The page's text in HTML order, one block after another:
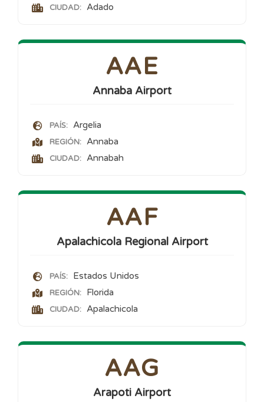
CIUDAD: Adado
AAE
Annaba Airport
PAÍS: Argelia
REGIÓN: Annaba
CIUDAD: Annabah
AAF
Apalachicola Regional Airport
PAÍS: Estados Unidos
REGIÓN: Florida
CIUDAD: Apalachicola
AAG
Arapoti Airport